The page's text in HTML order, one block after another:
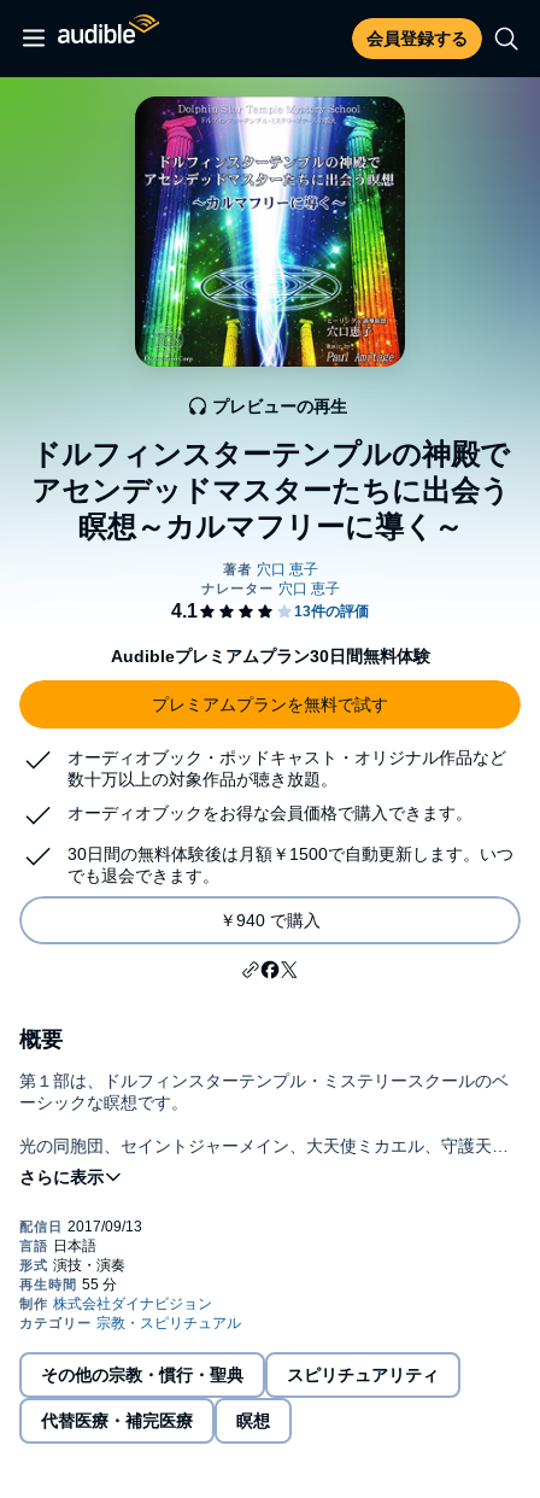
会員登録する
ドルフィンスターテンプルの神殿で
アセンデッドマスターたちに出会う
瞑想～カルマフリーに導く～
プレビューの再生
Audibleプレミアムプラン30日間無料体験
プレミアムプランを無料で試す
オーディオブック・ポッドキャスト・オリジナル作品など
数十万以上の対象作品が聴き放題。
オーディオブックをお得な会員価格で購入できます。
30日間の無料体験後は月額￥1500で自動更新します。いつ
でも退会できます。
￥940 で購入
概要
第１部は、ドルフィンスターテンプル・ミステリースクールのベ
ーシックな瞑想です。
光の同胞団、セイントジャーメイン、大天使ミカエル、守護天
使、守護神、アセンデッドマスターたちを招き、神聖な空間を設
置します。無条件の愛で満たされ、ハイヤーセルフと７つのチャ
要なメッセージを受け取りましょう。
第２部は、光のガイドに導かれ、マカバに乗って、アメリカ・カ
リフォルニアのシャスタ山の光の都市にある、ドルフィンスター
テンプルの光の神殿を訪れます。
この神殿では、アセンデッドマスターや神、女神などの深い縁の
ある存在と、ハートとハートで繋がり、愛・信頼・勇気・調和を
光を通して循環していきます。更に、カルマの光の評議会たちに
導かれ、地球上でマスターとして生きることを阻むカルマの課題
の書と、カルマから自由になる為の真実の書から情報を受け取り
その他の宗教・慣行・聖典 スピリチュアリティ
代替医療・補完医療 瞑想